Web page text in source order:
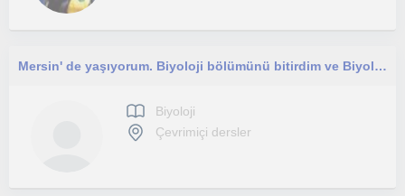
Mersin' de yaşıyorum. Biyoloji bölümünü bitirdim ve Biyolojiyi başta YKS öğrencileri olmak üzere herkese öğretmeyi isterim.
Biyoloji
Çevrimiçi dersler